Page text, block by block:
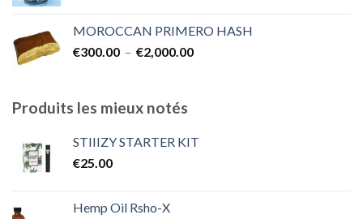
€300.00
à
MOROCCAN PRIMERO HASH
€300.00 – €2,000.00Plage
€2,000.00
Produits les mieux notés
STIIIZY STARTER KIT
€25.00
Hemp Oil Rsho-X